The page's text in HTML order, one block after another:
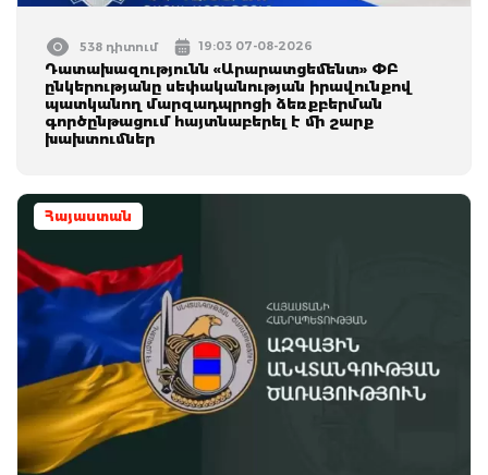
538 դիտում 19:03 07-08-2026
Դատախազությունն «Արարատցեմենտ» ՓԲ
ընկերությանը սեփականության իրավունքով
պատկանող մարզադպրոցի ձեռքբերման
գործընթացում հայտնաբերել է մի շարք
խախտումներ
Հայաստան